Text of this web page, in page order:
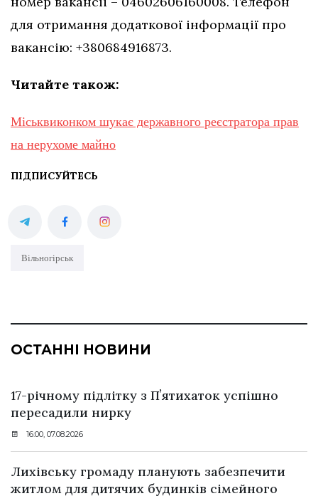
для отримання додаткової інформації про
вакансію: +380684916873.
Читайте також:
Міськвиконком шукає державного реєстратора прав
на нерухоме майно
ПІДПИСУЙТЕСЬ
Вільногірськ
ОСТАННІ НОВИНИ
17-річному підлітку з Пʼятихаток успішно
пересадили нирку
16:00, 07.08.2026
Лихівську громаду планують забезпечити
житлом для дитячих будинків сімейного